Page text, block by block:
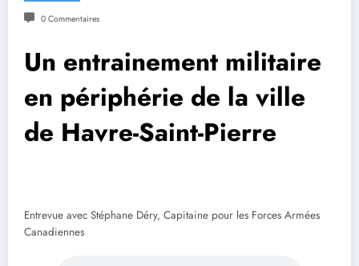
0 Commentaires
Un entrainement militaire
en périphérie de la ville
de Havre-Saint-Pierre
Entrevue avec Stéphane Déry, Capitaine pour les Forces Armées
Canadiennes